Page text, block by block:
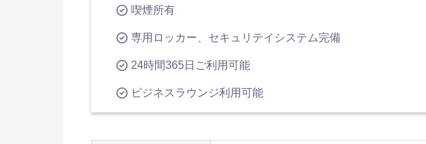
喫煙所有
専用ロッカー、セキュリテイシステム完備
24時間365日ご利用可能
ビジネスラウンジ利用可能